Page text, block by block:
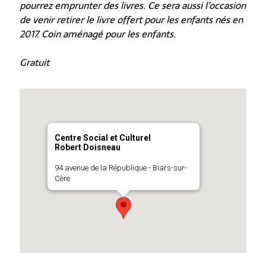
pourrez emprunter des livres. Ce sera aussi l’occasion
de venir retirer le livre offert pour les enfants nés en
2017. Coin aménagé pour les enfants.
Gratuit
Centre Social et Culturel
Robert Doisneau
94 avenue de la République - Biars-sur-
Cère